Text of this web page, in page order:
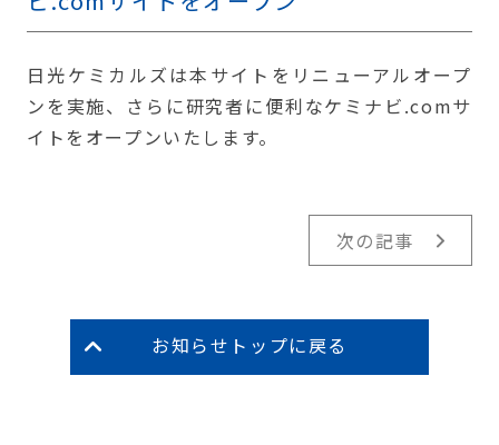
日光ケミカルズは本サイトをリニューアルオープ
ンを実施、さらに研究者に便利なケミナビ.comサ
イトをオープンいたします。
次の記事
お知らせトップに戻る